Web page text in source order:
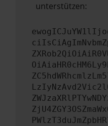
unterstützen: